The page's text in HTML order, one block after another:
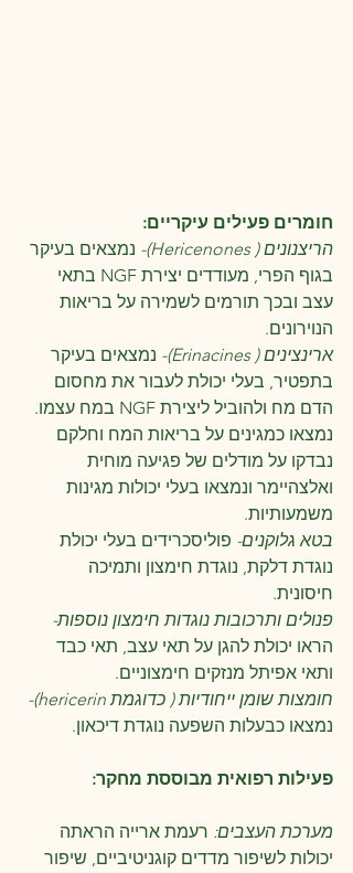
חומרים פעילים עיקריים:
הריצנונים ( Hericenones)-
נמצאים בעיקר
בגוף הפרי, מעודדים יצירת NGF בתאי
עצב ובכך תורמים לשמירה על בריאות
הנוירונים.
ארינצינים ( Erinacines)-
נמצאים בעיקר
בתפטיר, בעלי יכולת לעבור את מחסום
הדם מח ולהוביל ליצירת NGF במח עצמו.
נמצאו כמגינים על בריאות המח וחלקם
נבדקו על מודלים של פגיעה מוחית
ואלצהיימר ונמצאו בעלי יכולות מגינות
משמעותיות.
בטא גלוקנים- פוליסכרידים בעלי יכולת
נוגדת דלקת, נוגדת חימצון ותמיכה
חיסונית.
פנולים ותרכובות נוגדות חימצון נוספות-
הראו יכולת להגן על תאי עצב, תאי כבד
ותאי אפיתל מנזקים חימצוניים.
חומצות שומן ייחודיות ( כדוגמת hericerin)-
נמצאו כבעלות השפעה נוגדת דיכאון.
פעילות רפואית מבוססת מחקר:
מערכת העצבים: רעמת ארייה הראתה
יכולות לשיפור מדדים קוגניטיביים, שיפור